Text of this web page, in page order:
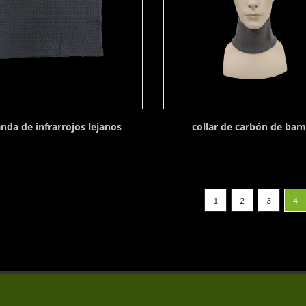
de infrarrojos lejanos collar de carbón de
1 2 3 4